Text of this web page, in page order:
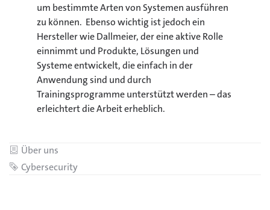
um bestimmte Arten von Systemen ausführen
zu können. Ebenso wichtig ist jedoch ein
Hersteller wie Dallmeier, der eine aktive Rolle
einnimmt und Produkte, Lösungen und
Systeme entwickelt, die einfach in der
Anwendung sind und durch
Trainingsprogramme unterstützt werden – das
erleichtert die Arbeit erheblich.
Kategorie
Über uns
Schlagwort
Cybersecurity